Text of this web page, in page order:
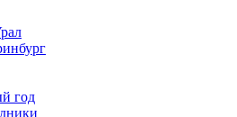
год